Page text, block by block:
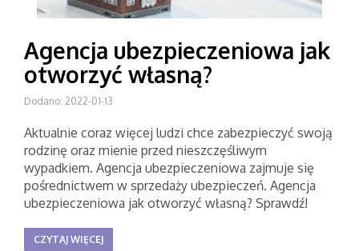
Agencja ubezpieczeniowa jak
otworzyć własną?
Dodano: 2022-01-13
Aktualnie coraz więcej ludzi chce zabezpieczyć swoją
rodzinę oraz mienie przed nieszczęśliwym
wypadkiem. Agencja ubezpieczeniowa zajmuje się
pośrednictwem w sprzedaży ubezpieczeń. Agencja
ubezpieczeniowa jak otworzyć własną? Sprawdź!
CZYTAJ WIĘCEJ